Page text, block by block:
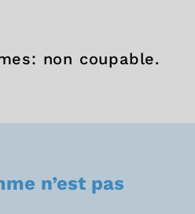
non coupable.
n’est pas